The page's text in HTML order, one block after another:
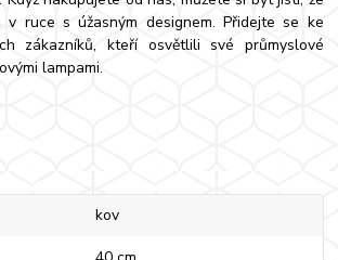
v ruce s úžasným designem. Přidejte se ke
zákazníků, kteří osvětlili své průmyslové
lampami.
kov